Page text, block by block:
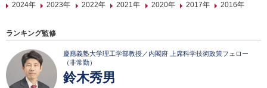
2024年
2023年 2022年 2021年 2020年 2017年 2016年
ランキング監修
慶應義塾大学理工学部教授／内閣府 上席科学技術政策フェロー
（非常勤）
鈴木秀男